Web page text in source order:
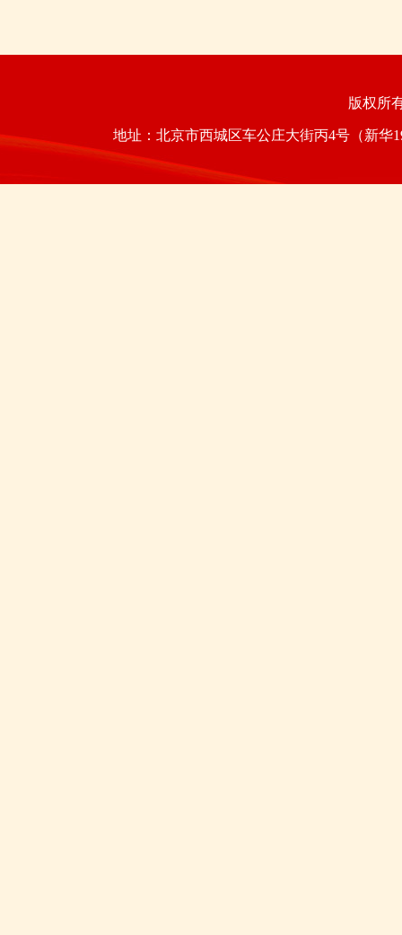
版权所
地址：北京市西城区车公庄大街丙4号（新